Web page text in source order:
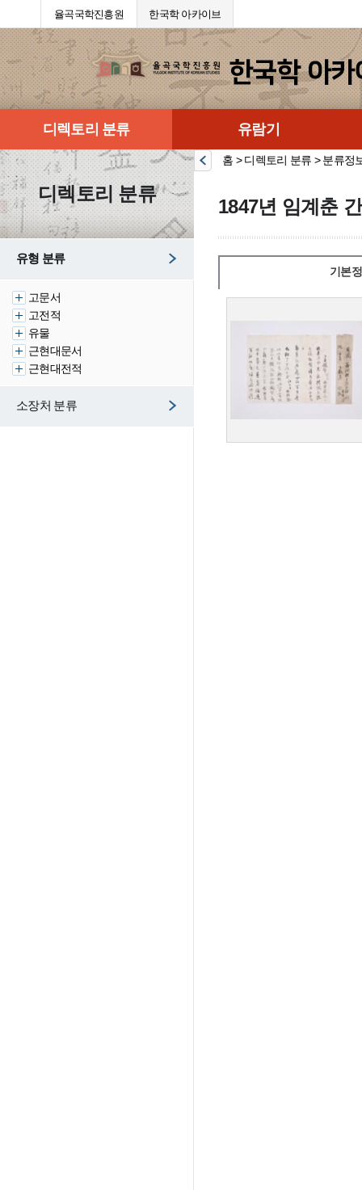
율곡국학진흥원 한국학 아카이브
디렉토리 분류 유람기
디렉토리 분류
유형 분류
고문서
고전적
유물
근현대문서
근현대전적
소장처 분류
홈 > 디렉토리 분류 > 분류정
1847년 임계춘
기본